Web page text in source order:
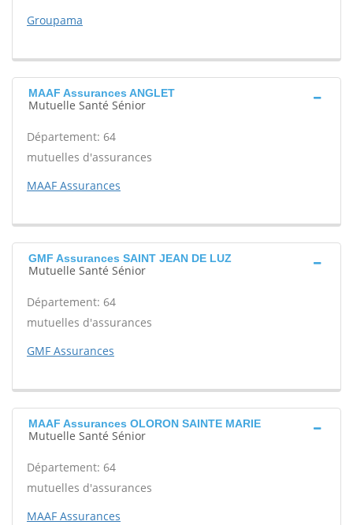
Groupama
MAAF Assurances ANGLET
Mutuelle Santé Sénior
Département: 64
mutuelles d'assurances
MAAF Assurances
GMF Assurances SAINT JEAN DE LUZ
Mutuelle Santé Sénior
Département: 64
mutuelles d'assurances
GMF Assurances
MAAF Assurances OLORON SAINTE MARIE
Mutuelle Santé Sénior
Département: 64
mutuelles d'assurances
MAAF Assurances